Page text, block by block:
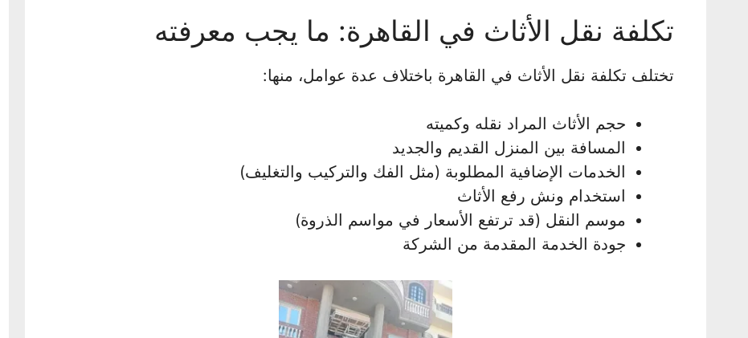
تكلفة نقل الأثاث في القاهرة: ما يجب معرفته
تختلف تكلفة نقل الأثاث في القاهرة باختلاف عدة عوامل، منها:
حجم الأثاث المراد نقله وكميته
المسافة بين المنزل القديم والجديد
الخدمات الإضافية المطلوبة (مثل الفك والتركيب والتغليف)
استخدام ونش رفع الأثاث
موسم النقل (قد ترتفع الأسعار في مواسم الذروة)
جودة الخدمة المقدمة من الشركة